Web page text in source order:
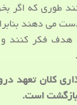
طوری که اگر
می دهند
فکر کنند
کلان تعهد
است.